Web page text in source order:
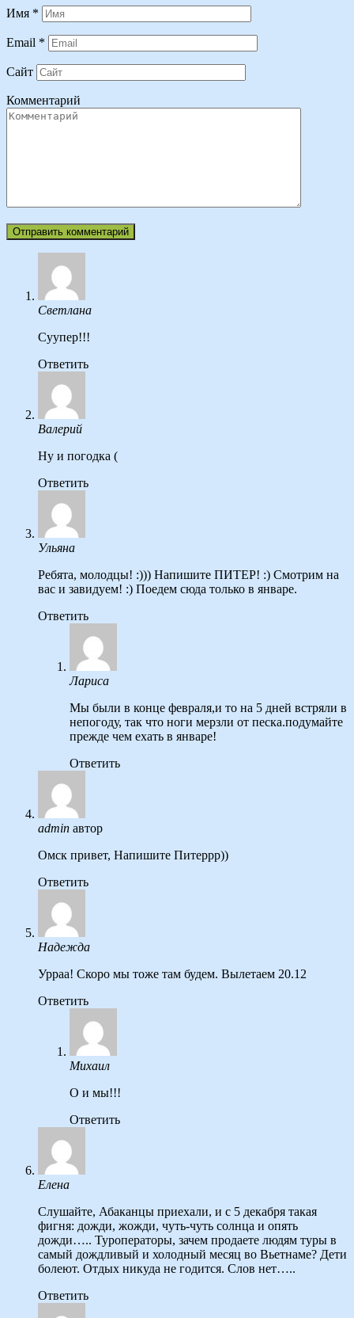
Имя *
Email *
Сайт
Комментарий
Светлана
Суупер!!!
Ответить
Валерий
Ну и погодка (
Ответить
Ульяна
Ребята, молодцы! :))) Напишите ПИТЕР! :) Смотрим на
вас и завидуем! :) Поедем сюда только в январе.
Ответить
Лариса
Мы были в конце февраля,и то на 5 дней встряли в
непогоду, так что ноги мерзли от песка.подумайте
прежде чем ехать в январе!
Ответить
admin автор
Омск привет, Напишите Питеррр))
Ответить
Надежда
Урраа! Скоро мы тоже там будем. Вылетаем 20.12
Ответить
Михаил
О и мы!!!
Ответить
Елена
Слушайте, Абаканцы приехали, и с 5 декабря такая
фигня: дожди, жожди, чуть-чуть солнца и опять
дожди….. Туроператоры, зачем продаете людям туры в
самый дождливый и холодный месяц во Вьетнаме? Дети
болеют. Отдых никуда не годится. Слов нет…..
Ответить